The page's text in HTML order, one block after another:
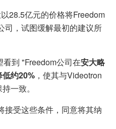
28.5亿元的价格将Freedom
司，试图缓解最初的建议所
到 "Freedom公司在安大略
约20% ，使其与Videotron
一致。
接受这些条件，同意将其纳